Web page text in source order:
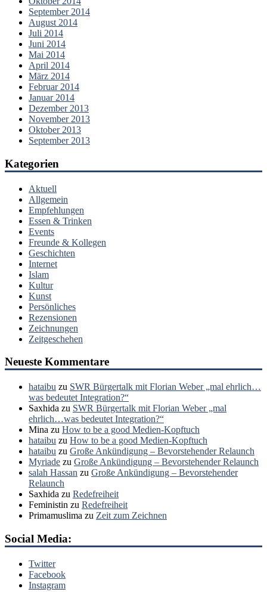
September 2014
August 2014
Juli 2014
Juni 2014
Mai 2014
April 2014
März 2014
Februar 2014
Januar 2014
Dezember 2013
November 2013
Oktober 2013
September 2013
Kategorien
Aktuell
Allgemein
Empfehlungen
Essen & Trinken
Events
Freunde & Kollegen
Geschichten
Internet
Islam
Kultur
Kunst
Persönliches
Rezensionen
Zeichnungen
Zeitgeschehen
Neueste Kommentare
hataibu zu SWR Bürgertalk mit Florian Weber „mal ehrlich…
was bedeutet Integration?“
Saxhida zu SWR Bürgertalk mit Florian Weber „mal
ehrlich…was bedeutet Integration?“
Mina zu How to be a good Medien-Kopftuch
hataibu zu How to be a good Medien-Kopftuch
hataibu zu Große Ankündigung – Bevorstehender Relaunch
Myriade zu Große Ankündigung – Bevorstehender Relaunch
salah Hassan zu Große Ankündigung – Bevorstehender
Relaunch
Saxhida zu Redefreiheit
Feministin zu Redefreiheit
Primamuslima zu Zeit zum Zeichnen
Social Media:
Twitter
Facebook
Instagram